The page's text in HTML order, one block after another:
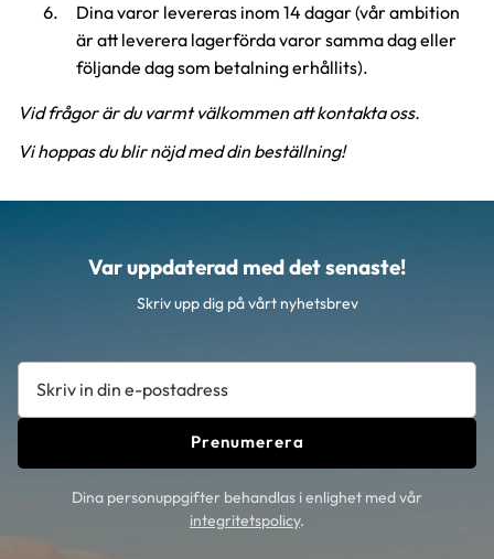
Dina varor levereras inom 14 dagar (vår ambition
är att leverera lagerförda varor samma dag eller
följande dag som betalning erhållits).
Vid frågor är du varmt välkommen att kontakta oss.
Vi hoppas du blir nöjd med din beställning!
Var uppdaterad med det senaste!
Skriv upp dig på vårt nyhetsbrev
Prenumerera
Dina personuppgifter behandlas i enlighet med vår
integritetspolicy.